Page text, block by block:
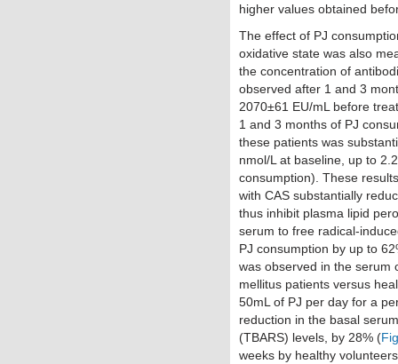
higher values obtained
The effect of PJ
oxidative state was also
the concentration of
observed after 1 and 3
2070±61 EU/mL before
1 and 3 months of PJ
these patients was
nmol/L at baseline, up to
consumption). These
with CAS substantially
thus inhibit plasma lipid
serum to free radical-
PJ consumption by up to
was observed in the serum
mellitus patients versus
50mL of PJ per day for a
reduction in the basal
(TBARS) levels, by 28% (
weeks by healthy